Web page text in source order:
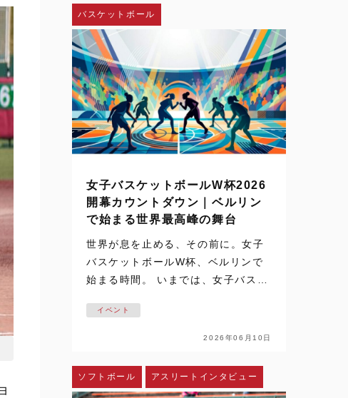
し、神戸弘陵学園の…
バスケットボール
女子バスケットボールW杯2026
開幕カウントダウン｜ベルリン
で始まる世界最高峰の舞台
世界が息を止める、その前に。女子
バスケットボールW杯、ベルリンで
始まる時間。 いまでは、女子バスケ
配信、SNSを通じて日常の風景にな
った。ハイライトや切り取られた一
る。さらに、時差のある国か…
イベント
2026年06月10日
ソフトボール アスリートインタビュー